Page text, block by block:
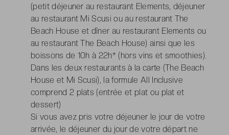
(petit déjeuner au restaurant Elements, déjeuner
au restaurant Mi Scusi ou au restaurant The
Beach House et dîner au restaurant Elements ou
au restaurant The Beach House) ainsi que les
boissons de 10h à 22h* (hors vins et smoothies).
Dans les deux restaurants à la carte (The Beach
House et Mi Scusi), la formule All Inclusive
comprend 2 plats (entrée et plat ou plat et
dessert)
Si vous avez pris votre déjeuner le jour de votre
arrivée, le déjeuner du jour de votre départ ne